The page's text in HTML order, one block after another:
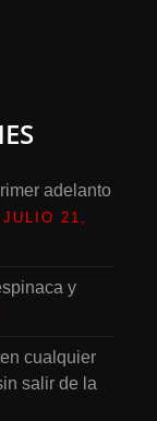
adelanto
JULIO 21,
y
cualquier
salir de la